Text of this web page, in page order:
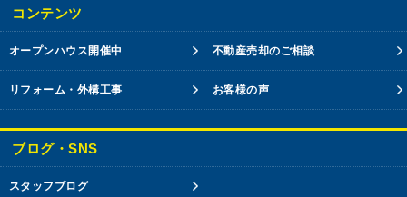
コンテンツ
オープンハウス開催中 不動産売却のご相談
リフォーム・外構工事 お客様の声
ブログ・SNS
スタッフブログ